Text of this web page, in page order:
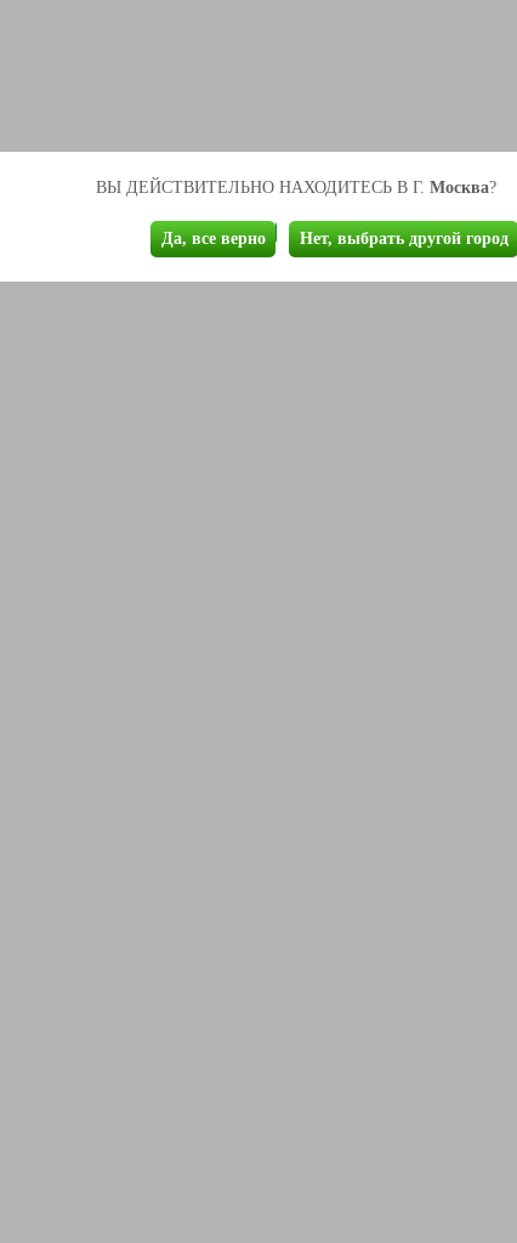
ВЫ ДЕЙСТВИТЕЛЬНО НАХОДИТЕСЬ В Г. Москва?
Да, все верно Нет, выбрать другой город